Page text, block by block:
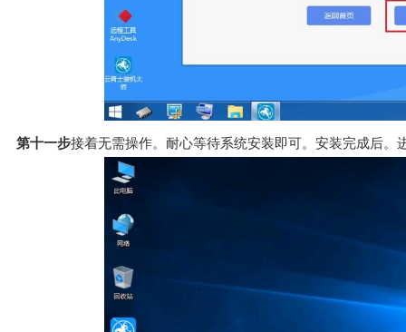
第十一步接着无需操作。耐心等待系统安装即可。安装完成后。